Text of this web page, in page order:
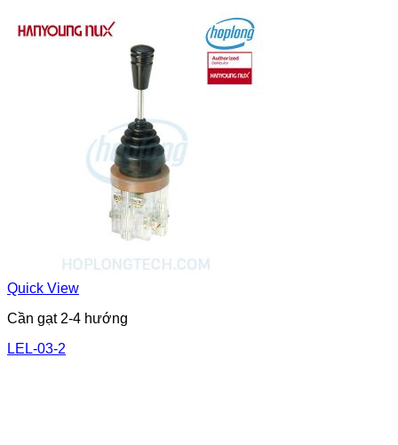
Quick View
Cần gạt 2-4 hướng
LEL-03-2